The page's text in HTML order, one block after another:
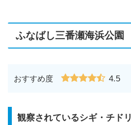
ふなばし三番瀬海浜公園
おすすめ度 4.5
観察されているシギ・チドリ